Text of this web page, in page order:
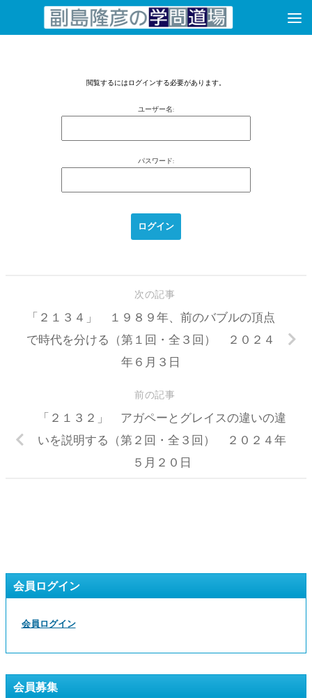
コンテンツへスキップ
閲覧するにはログインする必要があります。
ユーザー名:
パスワード:
次の記事
「２１３４」 １９８９年、前のバブルの頂点
で時代を分ける（第１回・全３回） ２０２４
年６月３日
前の記事
「２１３２」 アガペーとグレイスの違いの違
いを説明する（第２回・全３回） ２０２４年
５月２０日
会員ログイン
会員ログイン
会員募集